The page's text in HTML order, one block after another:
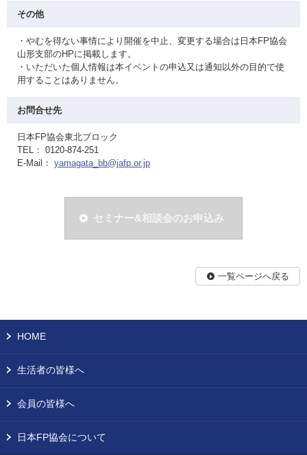
その他
・やむを得ない事情により開催を中止、変更する場合は日本FP協会
山形支部のHPに掲載します。
・いただいた個人情報は本イベントの申込又は通知以外の目的で使
用することはありません。
お問合せ先
日本FP協会東北ブロック
TEL： 0120-874-251
E-Mail： yamagata_bb@jafp.or.jp
セミナー&相談会のお申込み
一覧ページへ戻る
HOME
生活者の皆様へ
会員の皆様へ
日本FP協会について